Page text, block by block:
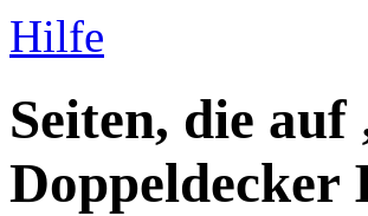
Hilfe
Seiten, die
Doppeldecker